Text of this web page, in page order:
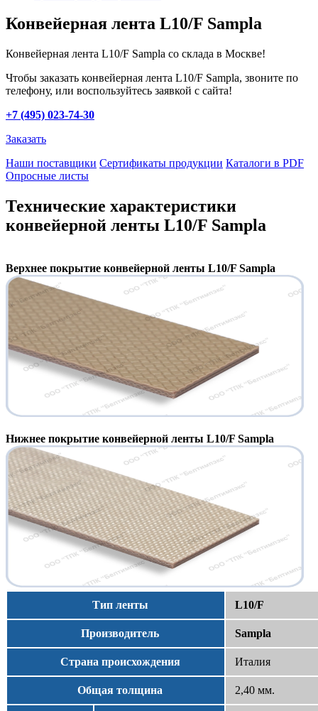
Конвейерная лента L10/F Sampla
Конвейерная лента L10/F Sampla со склада в Москве!
Чтобы заказать конвейерная лента L10/F Sampla, звоните по
телефону, или воспользуйтесь заявкой с сайта!
+7 (495) 023-74-30
Заказать
Наши поставщики Сертификаты продукции Каталоги в PDF
Опросные листы
Технические характеристики
конвейерной ленты L10/F Sampla
Верхнее покрытие конвейерной ленты L10/F Sampla
Нижнее покрытие конвейерной ленты L10/F Sampla
Тип ленты L10/F
Производитель Sampla
Страна происхождения Италия
Общая толщина 2,40 мм.